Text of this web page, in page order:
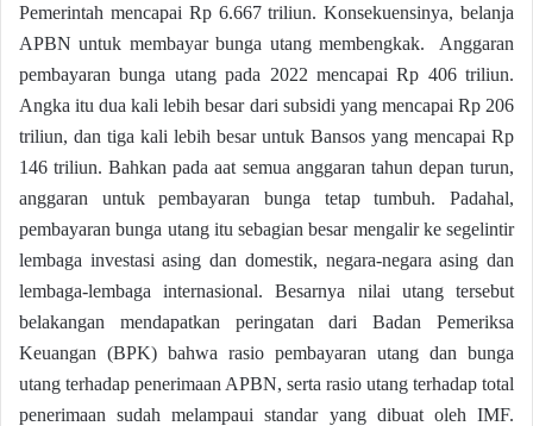
Pemerintah mencapai Rp 6.667 triliun. Konsekuensinya, belanja
APBN untuk membayar bunga utang membengkak. Anggaran
pembayaran bunga utang pada 2022 mencapai Rp 406 triliun.
Angka itu dua kali lebih besar dari subsidi yang mencapai Rp 206
triliun, dan tiga kali lebih besar untuk Bansos yang mencapai Rp
146 triliun. Bahkan pada aat semua anggaran tahun depan turun,
anggaran untuk pembayaran bunga tetap tumbuh. Padahal,
pembayaran bunga utang itu sebagian besar mengalir ke segelintir
lembaga investasi asing dan domestik, negara-negara asing dan
lembaga-lembaga internasional. Besarnya nilai utang tersebut
belakangan mendapatkan peringatan dari Badan Pemeriksa
Keuangan (BPK) bahwa rasio pembayaran utang dan bunga
utang terhadap penerimaan APBN, serta rasio utang terhadap total
penerimaan sudah melampaui standar yang dibuat oleh IMF.